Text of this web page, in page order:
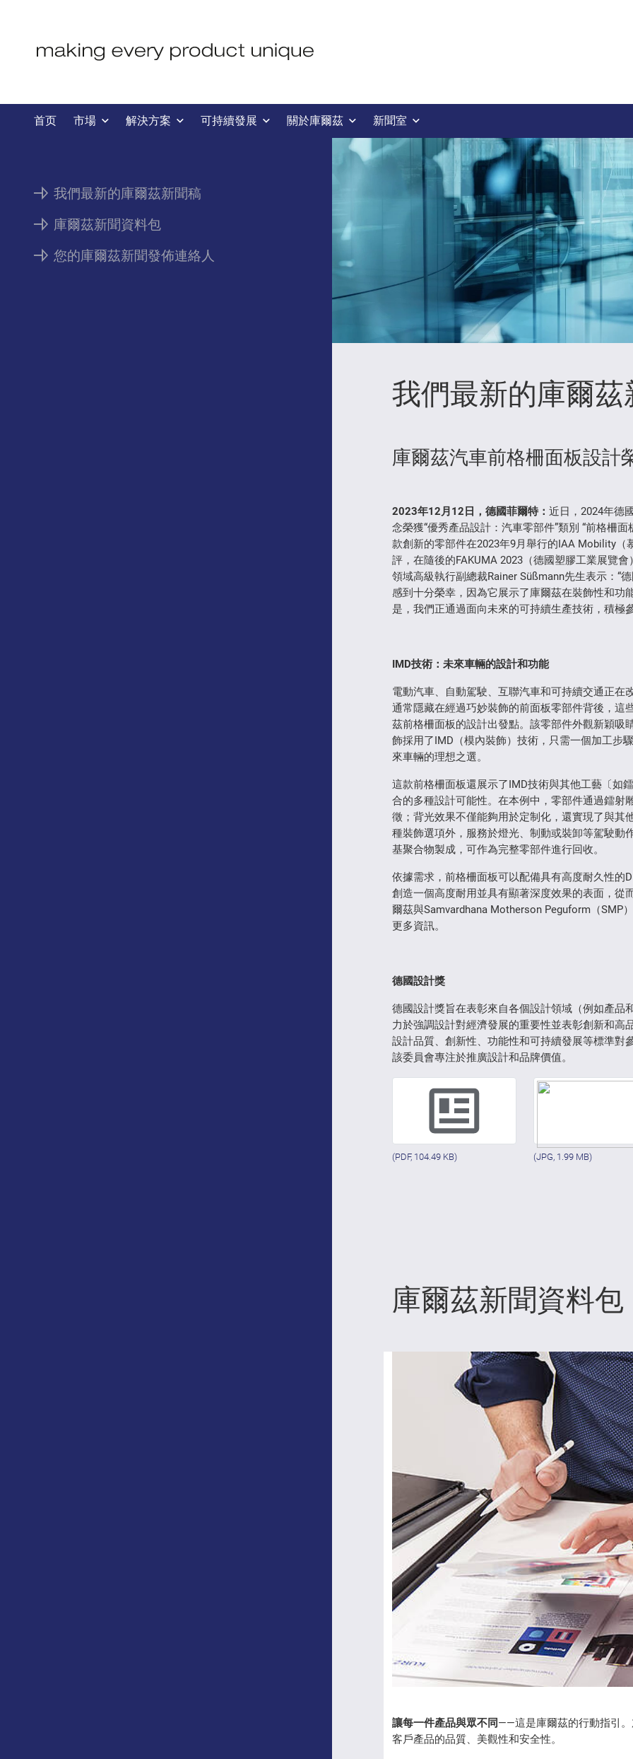
首页 市場 解決方案 可持續發展 關於庫爾茲 新聞室
我們最新的庫爾茲新聞稿
庫爾茲新聞資料包
您的庫爾茲新聞發佈連絡人
我們最新的庫爾茲
庫爾茲汽車前格柵面板設計
2023年12月 12 日，德國菲爾特：近日，2024年德
念榮獲“優秀產品設計：汽車零部件”類別 “前格柵
款創新的零部件在2023年9月舉行的IAA Mobility
評，在隨後的FAKUMA 2023（德國塑膠工業展覽
領域高級執行副總裁Rainer Süßmann先生表示：“
感到十分榮幸，因為它展示了庫爾茲在裝飾性和
是，我們正通過面向未來的可持續生產技術，積極
IMD技術：未來車輛的設計和功能
電動汽車、自動駕駛、互聯汽車和可持續交通正
通常隱藏在經過巧妙裝飾的前面板零部件背後，
茲前格柵面板的設計出發點。該零部件外觀新穎吸
飾採用了IMD（模內裝飾）技術，只需一個加工步
來車輛的理想之選。
這款前格柵面板還展示了IMD技術與其他工藝〔如
合的多種設計可能性。在本例中，零部件通過鐳
徵；背光效果不僅能夠用於定制化，還實現了與
種裝飾選項外，服務於燈光、制動或裝卸等駕駛
基聚合物製成，可作為完整零部件進行回收。
依據需求，前格柵面板可以配備具有高度耐久性的
創造一個高度耐用並具有顯著深度效果的表面，
爾茲與Samvardhana Motherson Peguform（SMP
更多資訊。
德國設計獎
德國設計獎旨在表彰來自各個設計領域（例如產
力於強調設計對經濟發展的重要性並表彰創新和
設計品質、創新性、功能性和可持續發展等標準
該委員會專注於推廣設計和品牌價值。
(PDF, 104.49 KB) (JPG, 1.99 MB)
庫爾茲新聞資料包
讓每一件產品與眾不同 ——這是庫爾茲的行動指引
客戶產品的品質、美觀性和安全性。